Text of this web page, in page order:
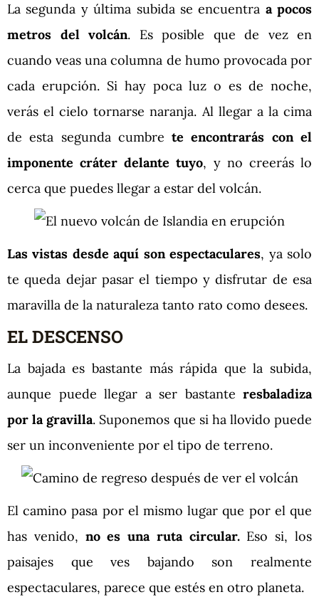
La segunda y última subida se encuentra a pocos
metros del volcán. Es posible que de vez en
cuando veas una columna de humo provocada por
cada erupción. Si hay poca luz o es de noche,
verás el cielo tornarse naranja. Al llegar a la cima
de esta segunda cumbrete encontrarás con el
imponente cráter delante tuyo, y no creerás lo
cerca que puedes llegar a estar del volcán.
Las vistas desde aquí son espectaculares, ya solo
te queda dejar pasar el tiempo y disfrutar de esa
maravilla de la naturaleza tanto rato como desees.
EL DESCENSO
La bajada es bastante más rápida que la subida,
aunque puede llegar a ser bastante resbaladiza
por la gravilla. Suponemos que si ha llovido puede
ser un inconveniente por el tipo de terreno.
El camino pasa por el mismo lugar que por el que
has venido, no es una ruta circular. Eso si, los
paisajes que ves bajando son realmente
espectaculares, parece que estés en otro planeta.